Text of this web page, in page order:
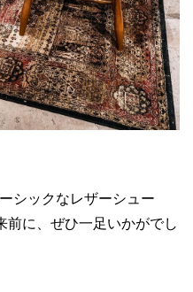
シックなレザーシュー
前に、ぜひ一足いかがでし